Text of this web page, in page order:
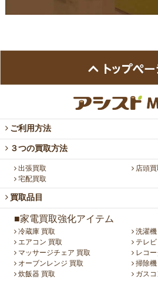
ご利用方法
３つの買取方法
出張買取
店頭買
宅配買取
買取品目
■家電買取強化アイテム
冷蔵庫 買取
洗濯機
エアコン 買取
テレビ
マッサージチェア 買取
レコー
オーブンレンジ 買取
掃除機
炊飯器 買取
ガスコ